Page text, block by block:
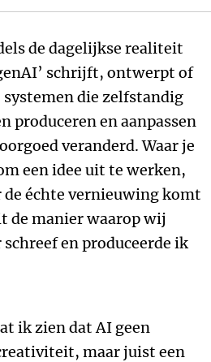
de dagelijkse realiteit
schrijft, ontwerpt of
die zelfstandig
produceren en aanpassen
veranderd. Waar je
een idee uit te werken,
échte vernieuwing komt
de manier waarop wij
en produceerde ik
ik zien dat AI geen
maar juist een